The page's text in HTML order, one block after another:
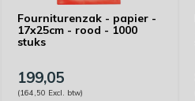
Fourniturenzak - papier -
17x25cm - rood - 1000
stuks
199,05
(164,50 Excl. btw)